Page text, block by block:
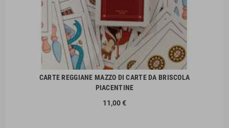
CARTE REGGIANE MAZZO DI CARTE DA BRISCOLA
PIACENTINE
11,00 €